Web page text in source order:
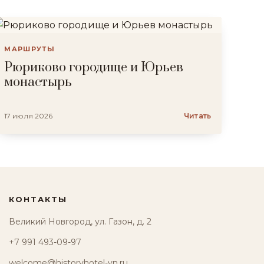
МАРШРУТЫ
Рюриково городище и Юрьев
монастырь
17 июля 2026 Читать
КОНТАКТЫ
Великий Новгород, ул. Газон, д. 2
+7 991 493-09-97